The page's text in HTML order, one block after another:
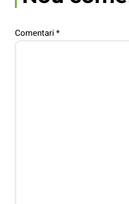
Comentari *